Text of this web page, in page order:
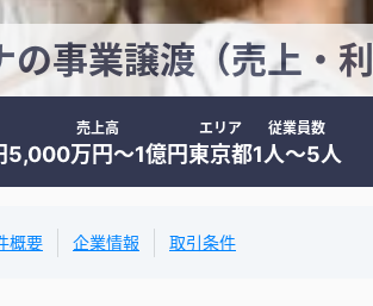
事業譲渡（売上・
売上高
5,000万円〜1億円
エリア
東京都
従業員数
1人〜5人
概要 企業情報 取引条件